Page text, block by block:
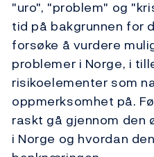
"uro", "problem" og
tid på bakgrunnen for
forsøke å vurdere
problemer i Norge, i
risikoelementer som
oppmerksomhet på.
raskt gå gjennom den
i Norge og hvordan